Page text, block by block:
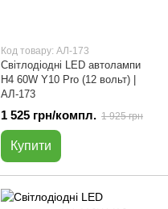
Код товару: АЛ-173
Світлодіодні LED автолампи
H4 60W Y10 Pro (12 вольт) |
АЛ-173
1 525 грн/компл. 1 925 грн
Купити